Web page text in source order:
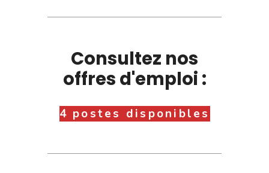
Consultez nos
offres d'emploi :
4 postes disponibles